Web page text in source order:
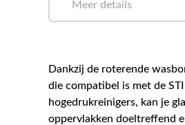
Dankzij de roterende
die compatibel is met de
hogedrukreinigers, kan je
oppervlakken doeltreffend